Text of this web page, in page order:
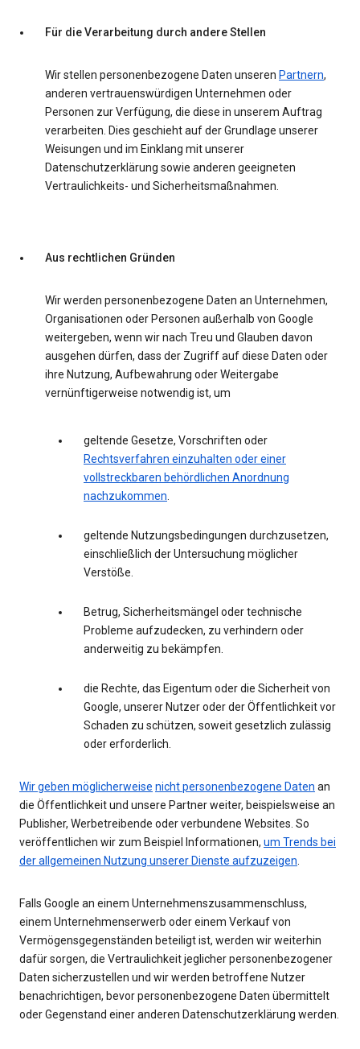
Für die Verarbeitung durch andere Stellen
Wir stellen personenbezogene Daten unseren Partnern,
anderen vertrauenswürdigen Unternehmen oder
Personen zur Verfügung, die diese in unserem Auftrag
verarbeiten. Dies geschieht auf der Grundlage unserer
Weisungen und im Einklang mit unserer
Datenschutzerklärung sowie anderen geeigneten
Vertraulichkeits- und Sicherheitsmaßnahmen.
Aus rechtlichen Gründen
Wir werden personenbezogene Daten an Unternehmen,
Organisationen oder Personen außerhalb von Google
weitergeben, wenn wir nach Treu und Glauben davon
ausgehen dürfen, dass der Zugriff auf diese Daten oder
ihre Nutzung, Aufbewahrung oder Weitergabe
vernünftigerweise notwendig ist, um
geltende Gesetze, Vorschriften oder
Rechtsverfahren einzuhalten oder einer
vollstreckbaren behördlichen Anordnung
nachzukommen.
geltende Nutzungsbedingungen durchzusetzen,
einschließlich der Untersuchung möglicher
Verstöße.
Betrug, Sicherheitsmängel oder technische
Probleme aufzudecken, zu verhindern oder
anderweitig zu bekämpfen.
die Rechte, das Eigentum oder die Sicherheit von
Google, unserer Nutzer oder der Öffentlichkeit vor
Schaden zu schützen, soweit gesetzlich zulässig
oder erforderlich.
Wir geben möglicherweise nicht personenbezogene Daten an
die Öffentlichkeit und unsere Partner weiter, beispielsweise an
Publisher, Werbetreibende oder verbundene Websites. So
veröffentlichen wir zum Beispiel Informationen, um Trends bei
der allgemeinen Nutzung unserer Dienste aufzuzeigen.
Falls Google an einem Unternehmenszusammenschluss,
einem Unternehmenserwerb oder einem Verkauf von
Vermögensgegenständen beteiligt ist, werden wir weiterhin
dafür sorgen, die Vertraulichkeit jeglicher personenbezogener
Daten sicherzustellen und wir werden betroffene Nutzer
benachrichtigen, bevor personenbezogene Daten übermittelt
oder Gegenstand einer anderen Datenschutzerklärung werden.